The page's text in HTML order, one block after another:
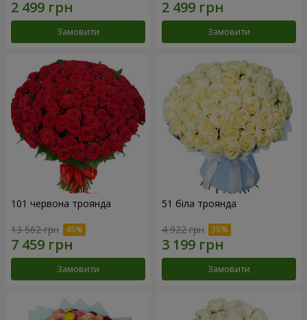
Замовити Замовити
101 червона троянда
13 562 грн
Замовити
51 біла троянда
4 922 грн
Замовити